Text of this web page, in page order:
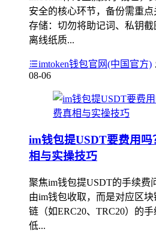
安全的核心环节，备份需重
存储：切勿将助记词、私钥
离线纸质...
imtoken钱包官网(中国官方)
08-06
im钱包提USDT要费用
相与实操技巧
聚焦im钱包提USDT的手续费
由im钱包收取，而是对应区
链（如ERC20、TRC20）的
低...